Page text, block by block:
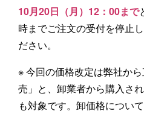
10月20日（月）12：00まで
時までご注文の受付を停止
ださい。
※ 今回の価格改定は弊社か
売」と、卸業者から購入さ
も対象です。卸価格につい